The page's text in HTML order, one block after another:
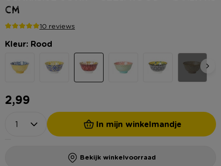
cm
10 reviews
Kleur: Rood
2,99
In mijn winkelmandje
Bekijk winkelvoorraad